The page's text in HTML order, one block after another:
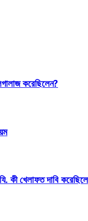
করেছিলেন?
কী খেলাফত দাবি